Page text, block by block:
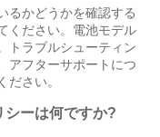
るかどうかを確認する
ください。電池モデル
トラブルシューティン
アフターサポートにつ
ださい。
シーは何ですか?